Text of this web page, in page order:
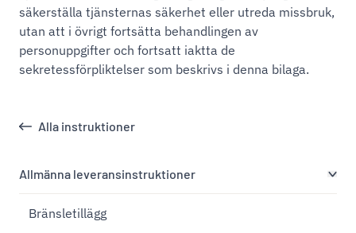
Alla instruktioner
Allmänna leveransinstruktioner
Bränsletillägg
säkerställa tjänsternas säkerhet eller utreda missbruk,
utan att i övrigt fortsätta behandlingen av
personuppgifter och fortsatt iaktta de
sekretessförpliktelser som beskrivs i denna bilaga.